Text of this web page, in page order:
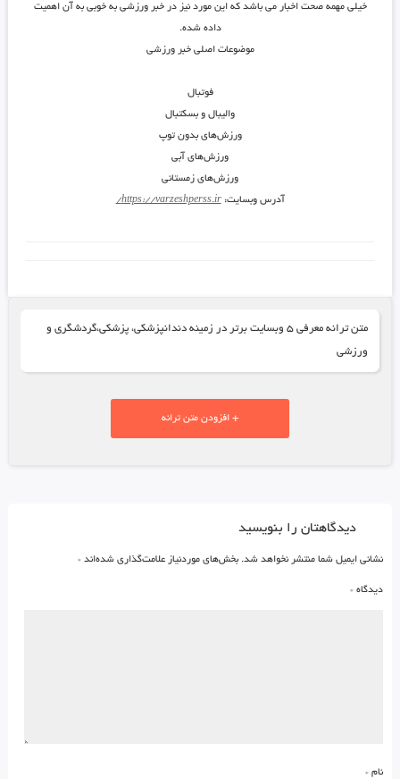
خیلی مهمه صحت اخبار می باشد که این مورد نیز در خبر ورزشی به خوبی به آن اهمیت
داده شده.
موضوعات اصلی خبر ورزشی
فوتبال
والیبال و بسکتبال
ورزش‌های بدون توپ
ورزش‌های آبی
ورزش‌های زمستانی
آدرس وبسایت:https://varzeshperss.ir/
متن ترانه معرفی ۵ وبسایت برتر در زمینه دندانپزشکی، پزشکی،گردشگری و
ورزشی
+ افزودن متن ترانه
دیدگاهتان را بنویسید
نشانی ایمیل شما منتشر نخواهد شد. بخش‌های موردنیاز علامت‌گذاری شده‌اند *
دیدگاه *
نام *